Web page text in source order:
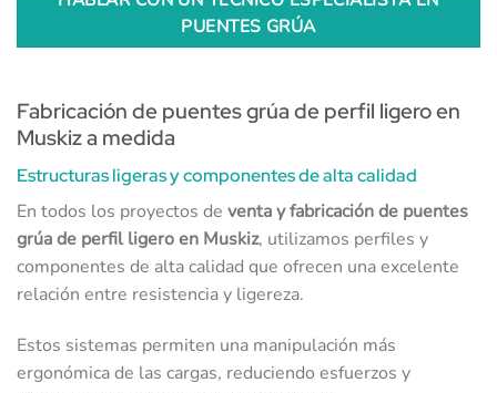
PUENTES GRÚA
Fabricación de puentes grúa de perfil ligero en
Muskiz a medida
Estructuras ligeras y componentes de alta calidad
En todos los proyectos de venta y fabricación de puentes
grúa de perfil ligero en Muskiz, utilizamos perfiles y
componentes de alta calidad que ofrecen una excelente
relación entre resistencia y ligereza.
Estos sistemas permiten una manipulación más
ergonómica de las cargas, reduciendo esfuerzos y